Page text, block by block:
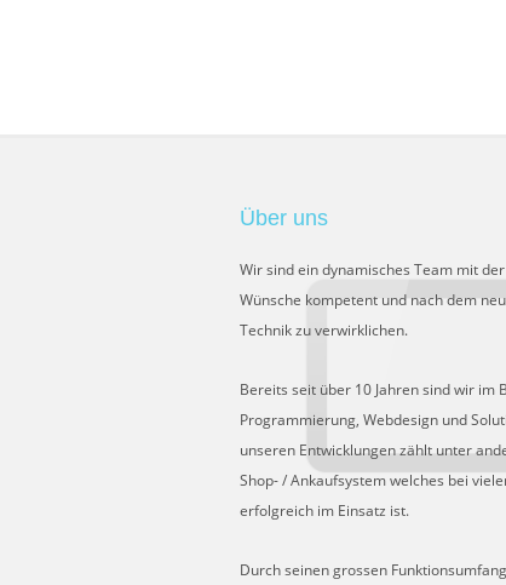
Über uns
Wir sind ein dynamisches Team mit
Wünsche kompetent und nach dem
Technik zu verwirklichen.
Bereits seit über 10 Jahren sind wir im
Programmierung, Webdesign und
unseren Entwicklungen zählt unter
Shop- / Ankaufsystem welches bei
erfolgreich im Einsatz ist.
Durch seinen grossen